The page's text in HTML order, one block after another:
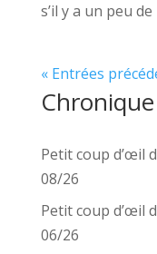
s’il y a un peu
« Entrées
Petit coup d’œil
08/26
Petit coup d’œil
06/26